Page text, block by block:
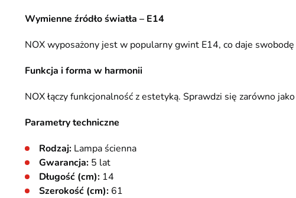
Wymienne źródło światła – E14
NOX wyposażony jest w popularny gwint E14, co daje
Funkcja i forma w harmonii
NOX łączy funkcjonalność z estetyką. Sprawdzi się zarówno
Parametry techniczne
Rodzaj: Lampa ścienna
Gwarancja: 5 lat
Długość (cm): 14
Szerokość (cm): 61